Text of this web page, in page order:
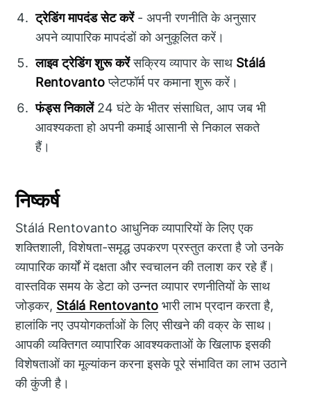
ट्रेडिंग मापदंड सेट करें- अपनी रणनीति के अनुसार
अपने व्यापारिक मापदंडों को अनुकूलित करें।
लाइव ट्रेडिंग शुरू करेंसक्रिय व्यापार के साथ Stálá
Rentovantoप्लेटफॉर्म पर कमाना शुरू करें।
फंड्स निकालें24 घंटे के भीतर संसाधित, आप जब भी
आवश्यकता हो अपनी कमाई आसानी से निकाल सकते
हैं।
निष्कर्ष
Stálá Rentovanto आधुनिक व्यापारियों के लिए एक
शक्तिशाली, विशेषता-समृद्ध उपकरण प्रस्तुत करता है जो उनके
व्यापारिक कार्यों में दक्षता और स्वचालन की तलाश कर रहे हैं।
वास्तविक समय के डेटा को उन्नत व्यापार रणनीतियों के साथ
जोड़कर, Stálá Rentovanto भारी लाभ प्रदान करता है,
हालांकि नए उपयोगकर्ताओं के लिए सीखने की वक्र के साथ।
आपकी व्यक्तिगत व्यापारिक आवश्यकताओं के खिलाफ इसकी
विशेषताओं का मूल्यांकन करना इसके पूरे संभावित का लाभ उठाने
की कुंजी है।